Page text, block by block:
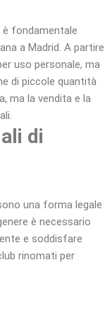
è fondamentale
a Madrid. A partire
uso personale, ma
di piccole quantità
ma la vendita e la
di
una forma legale
è necessario
e soddisfare
rinomati per